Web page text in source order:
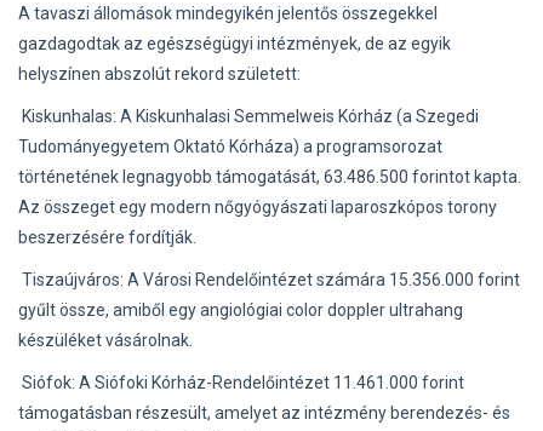
A tavaszi állomások mindegyikén jelentős összegekkel
gazdagodtak az egészségügyi intézmények, de az egyik
helyszínen abszolút rekord született:
Kiskunhalas: A Kiskunhalasi Semmelweis Kórház (a Szegedi
Tudományegyetem Oktató Kórháza) a programsorozat
történetének legnagyobb támogatását, 63.486.500 forintot kapta.
Az összeget egy modern nőgyógyászati laparoszkópos torony
beszerzésére fordítják.
Tiszaújváros: A Városi Rendelőintézet számára 15.356.000 forint
gyűlt össze, amiből egy angiológiai color doppler ultrahang
készüléket vásárolnak.
Siófok: A Siófoki Kórház-Rendelőintézet 11.461.000 forint
támogatásban részesült, amelyet az intézmény berendezés- és